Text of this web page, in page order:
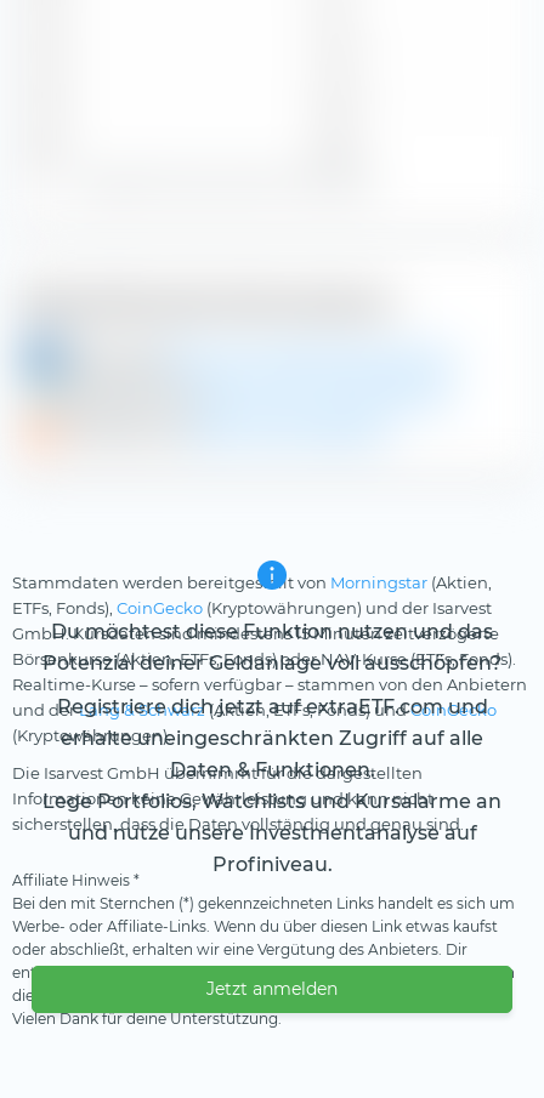
Du möchtest diese Funktion nutzen und das
Potenzial deiner Geldanlage voll ausschöpfen?
Registriere dich jetzt auf extraETF.com und
erhalte uneingeschränkten Zugriff auf alle
Daten & Funktionen.
Lege Portfolios, Watchlists und Kursalarme an
und nutze unsere Investmentanalyse auf
Profiniveau.
Jetzt anmelden
Stammdaten werden bereitgestellt von Morningstar (Aktien,
ETFs, Fonds), CoinGecko (Kryptowährungen) und der Isarvest
GmbH. Kursdaten sind mindestens 15 Minuten zeitverzögerte
Börsenkurse (Aktien, ETFs, Fonds) oder NAV-Kurse (ETFs, Fonds).
Realtime-Kurse – sofern verfügbar – stammen von den Anbietern
und derLang & Schwarz(Aktien, ETFs, Fonds) undCoinGecko
(Kryptowährungen).
Die Isarvest GmbH übernimmt für die dargestellten
Informationen keine Gewährleistung und kann nicht
sicherstellen, dass die Daten vollständig und genau sind.
Affiliate Hinweis *
Bei den mit Sternchen (*) gekennzeichneten Links handelt es sich um
Werbe- oder Affiliate-Links. Wenn du über diesen Link etwas kaufst
oder abschließt, erhalten wir eine Vergütung des Anbieters. Dir
entstehen dadurch keine Nachteile oder Mehrkosten. Wir verwenden
diese Einnahmen, um unser kostenfreies Angebot zu finanzieren.
Vielen Dank für deine Unterstützung.